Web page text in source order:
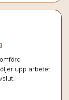
upp arbetet